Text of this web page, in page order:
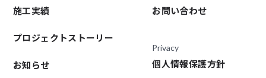
施工実績
プロジェクトストーリー
お知らせ
お問い合わせ
Privacy
個人情報保護方針